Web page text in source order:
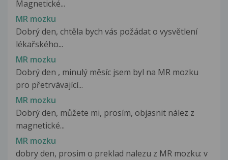
Magnetické...
MR mozku
Dobrý den, chtěla bych vás požádat o vysvětlení
lékařského...
MR mozku
Dobrý den , minulý měsíc jsem byl na MR mozku
pro přetrvávající...
MR mozku
Dobrý den, můžete mi, prosím, objasnit nález z
magnetické...
MR mozku
dobry den, prosim o preklad nalezu z MR mozku: v